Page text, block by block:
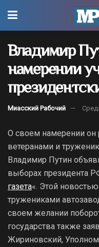
Владимир
намерении
Миасский Рабочий
О своем намерении он
ветеранами и
Владимир Путин
выборах президента
газета«. Этой
тружениками
своем желании
государства также
Жириновский,